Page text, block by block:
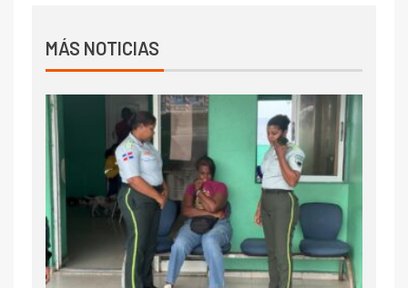
MÁS NOTICIAS